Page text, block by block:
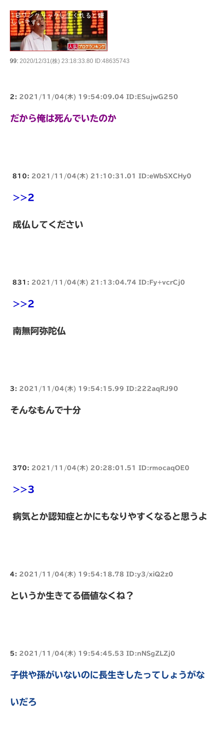
99: 2020/12/31(株) 23:18:33.80 ID:48635743
2: 2021/11/04(木) 19:54:09.04 ID:ESujwG250
だから俺は死んでいたのか
810: 2021/11/04(木) 21:10:31.01 ID:eWbSXCHy0
>>2
成仏してください
831: 2021/11/04(木) 21:13:04.74 ID:Fy+vcrCj0
>>2
南無阿弥陀仏
3: 2021/11/04(木) 19:54:15.99 ID:222aqRJ90
そんなもんで十分
370: 2021/11/04(木) 20:28:01.51 ID:rmocaqOE0
>>3
病気とか認知症とかにもなりやすくなると思うよ
4: 2021/11/04(木) 19:54:18.78 ID:y3/xiQ2z0
というか生きてる価値なくね？
5: 2021/11/04(木) 19:54:45.53 ID:nNSgZLZj0
子供や孫がいないのに長生きしたってしょうがな
いだろ